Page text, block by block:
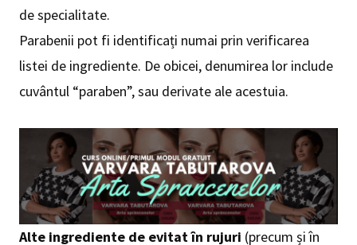
de specialitate.
Parabenii pot fi identificați numai prin verificarea
listei de ingrediente. De obicei, denumirea lor include
cuvântul “paraben”, sau derivate ale acestuia.
Alte ingrediente de evitat în rujuri (precum și în